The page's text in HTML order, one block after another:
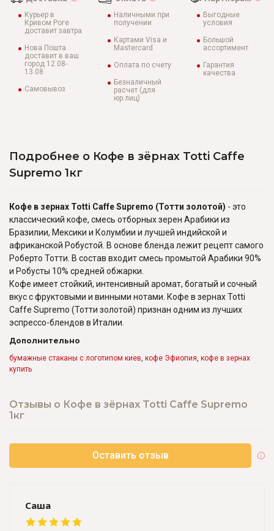
Курьер в
Кривом Роге
доставит завтра
Нова Пошта
доставит в ваш
город 12.08-
13.08
Самовывоз
Наличными при
получении
Картами Visa и
Mastercard
Оплата по счету
Безналичный
расчет (для
юр.лиц)
Выгодные
условия
Большой
ассортимент
Гарантия
качества
Подробнее о Кофе в зёрнах Totti Caffe
Supremo 1кг
Кофе в зернах Totti Caffe Supremo (Тотти золотой) - это
классический кофе, смесь отборных зерен Арабики из
Бразилии, Мексики и Колумбии и лучшей индийской и
африканской Робустой. В основе бленда лежит рецепт самого
Роберто Тотти. В состав входит смесь промытой Арабики 90%
и Робусты 10% средней обжарки.
Кофе имеет стойкий, интенсивный аромат, богатый и сочный
вкус с фруктовыми и винными нотами. Кофе в зернах Totti
Caffe Supremo (Тотти золотой) признан одним из лучших
эспрессо-блендов в Италии.
Дополнительно
бумажные стаканы с логотипом киев, кофе Эфиопия, кофе в зернах
купить
Отзывы о Кофе в зёрнах Totti Caffe Supremo
1кг
Оставить отзыв
Саша